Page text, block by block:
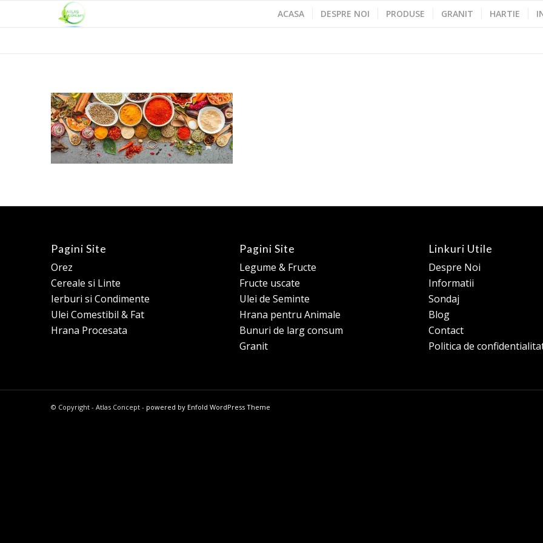
ACASA DESPRE NOI PRODUSE GRANIT HARTIE
Pagini Site
Orez
Cereale si Linte
Ierburi si Condimente
Ulei Comestibil & Fat
Hrana Procesata
Pagini Site
Legume & Fructe
Fructe uscate
Ulei de Seminte
Hrana pentru Animale
Bunuri de larg consum
Granit
Linkuri Utile
Despre Noi
Informatii
Sondaj
Blog
Contact
Politica de
© Copyright - Atlas Concept - powered by Enfold WordPress Theme